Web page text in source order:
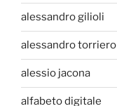
alessandro gilioli
alessandro torriero
alessio jacona
alfabeto digitale